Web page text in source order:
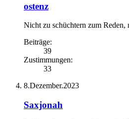
ostenz
Nicht zu schüchtern zum Reden,
Beiträge:
39
Zustimmungen:
33
8.Dezember.2023
Saxjonah